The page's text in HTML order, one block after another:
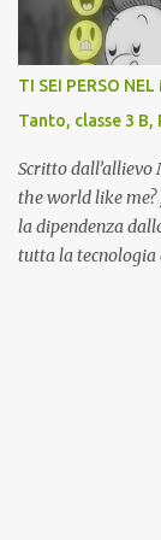
attualmente
Comunale
progetti di
da allievi e
TI SEI PERSO
Tanto, classe 3 B,
Scritto dall’allievo
the world like me?
la dipendenza
tutta la tecnologia
valori umani, fatti